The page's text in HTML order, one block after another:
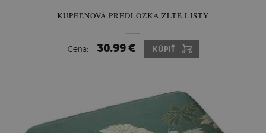
KÚPEĽŇOVÁ PREDLOŽKA ŽLTÉ LISTY
Cena: 30.99 € KÚPIŤ